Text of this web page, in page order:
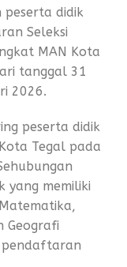
peserta didik
Seleksi
MAN Kota
tanggal 31
2026.
peserta didik
Tegal pada
yang memiliki
Geografi
pendaftaran